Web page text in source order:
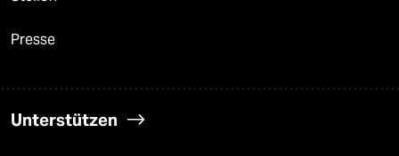
Presse
Unterstützen